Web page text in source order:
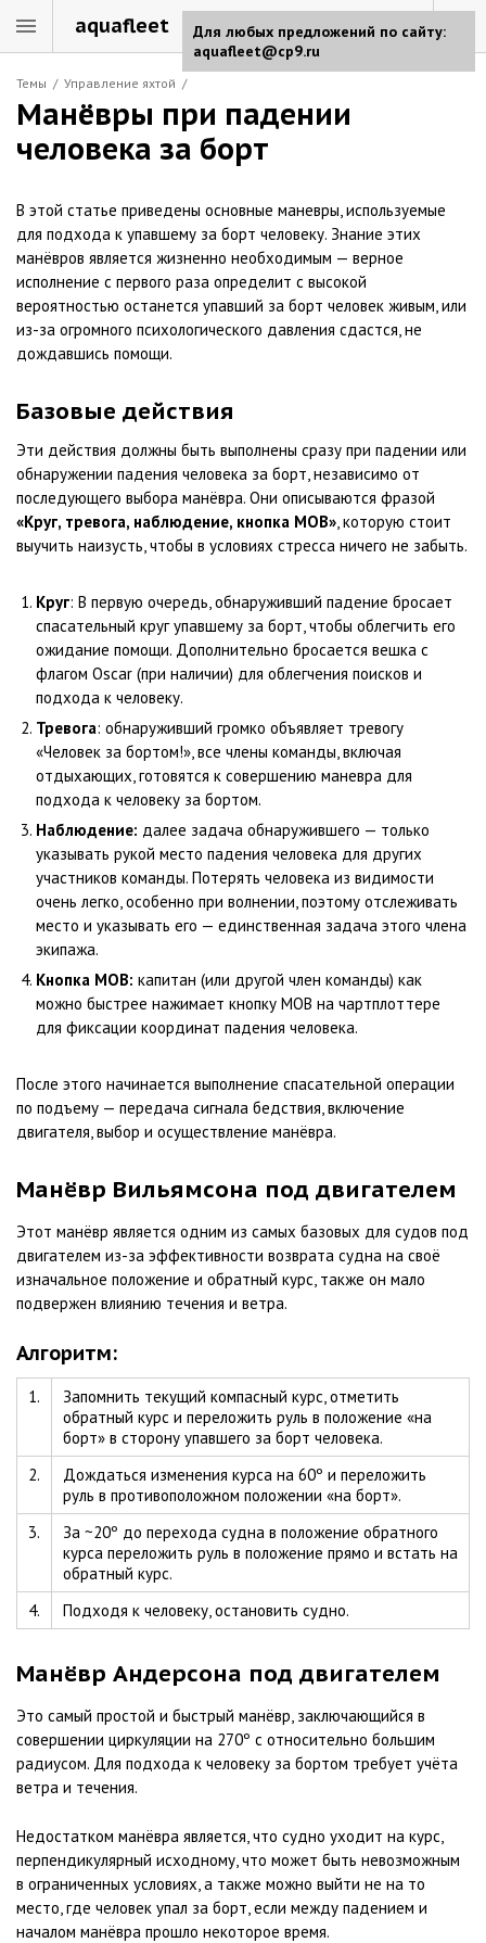
aquafleet
Темы / Управление яхтой /
Манёвры при падении
человека за борт
В этой статье приведены основные маневры, используемые
для подхода к упавшему за борт человеку. Знание этих
манёвров является жизненно необходимым — верное
исполнение с первого раза определит с высокой
вероятностью останется упавший за борт человек живым, или
из-за огромного психологического давления сдастся, не
дождавшись помощи.
Базовые действия
Эти действия должны быть выполнены сразу при падении или
обнаружении падения человека за борт, независимо от
последующего выбора манёвра. Они описываются фразой
«Круг, тревога, наблюдение, кнопка MOB», которую стоит
выучить наизусть, чтобы в условиях стресса ничего не забыть.
Круг: В первую очередь, обнаруживший падение бросает
спасательный круг упавшему за борт, чтобы облегчить его
ожидание помощи. Дополнительно бросается вешка с
флагом Oscar (при наличии) для облегчения поисков и
подхода к человеку.
Тревога: обнаруживший громко объявляет тревогу
«Человек за бортом!», все члены команды, включая
отдыхающих, готовятся к совершению маневра для
подхода к человеку за бортом.
Наблюдение: далее задача обнаружившего — только
указывать рукой место падения человека для других
участников команды. Потерять человека из видимости
очень легко, особенно при волнении, поэтому отслеживать
место и указывать его — единственная задача этого члена
экипажа.
Кнопка MOB: капитан (или другой член команды) как
можно быстрее нажимает кнопку MOB на чартплоттере
для фиксации координат падения человека.
После этого начинается выполнение спасательной операции
по подъему — передача сигнала бедствия, включение
двигателя, выбор и осуществление манёвра.
Манёвр Вильямсона под двигателем
Этот манёвр является одним из самых базовых для судов под
двигателем из-за эффективности возврата судна на своё
изначальное положение и обратный курс, также он мало
подвержен влиянию течения и ветра.
Алгоритм:
1.
Запомнить текущий компасный курс, отметить
обратный курс и переложить руль в положение «на
борт» в сторону упавшего за борт человека.
2.
Дождаться изменения курса на 60º и переложить
руль в противоположном положении «на борт».
3.
За ~20º до перехода судна в положение обратного
курса переложить руль в положение прямо и встать на
обратный курс.
4.
Подходя к человеку, остановить судно.
Манёвр Андерсона под двигателем
Это самый простой и быстрый манёвр, заключающийся в
совершении циркуляции на 270º с относительно большим
радиусом. Для подхода к человеку за бортом требует учёта
ветра и течения.
Недостатком манёвра является, что судно уходит на курс,
перпендикулярный исходному, что может быть невозможным
в ограниченных условиях, а также можно выйти не на то
место, где человек упал за борт, если между падением и
началом манёвра прошло некоторое время.
Для любых предложений по сайту:
aquafleet@cp9.ru